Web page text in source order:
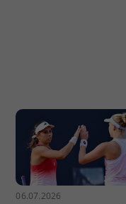
06.07.2026